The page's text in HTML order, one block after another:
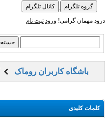
گروه تلگرام
کانال تلگرام
درود مهمان گرامی! ورود ثبت نام
باشگاه کاربران روماک
کلمات کلیدی